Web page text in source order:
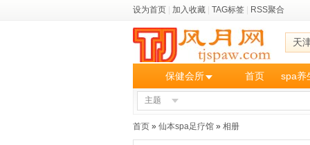
设为首页 加入收藏 TAG标签 RSS聚合
天
保健会所 首页 spa养
主题
首页 » 仙本spa足疗馆 » 相册